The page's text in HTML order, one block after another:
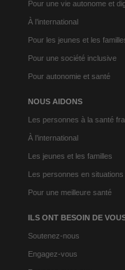
Pour une vie autonome et
À l’international
Pour les jeunes et les
Pour une société inclusive
Pour autonomie et santé
NOUS AIDONS
Les personnes à la santé
À l’international
Les jeunes et les familles
Les personnes en
Pour une meilleure santé
ILS ONT BESOIN DE
Soutenez-nous
Engagez-vous